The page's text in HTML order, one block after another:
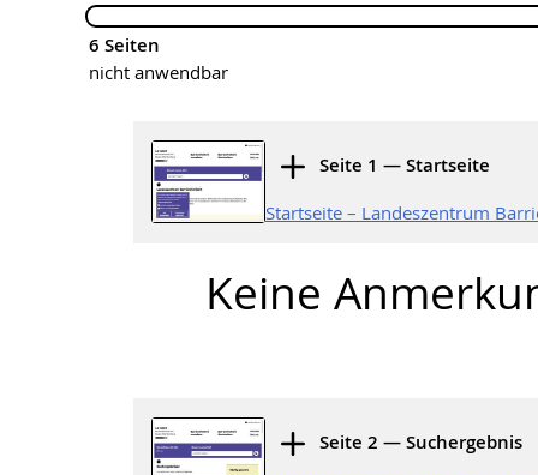
6 Seiten
nicht anwendbar
Seite 1 — Startseite
Startseite – Landeszentrum
Keine
Seite 2 — Suchergebnis